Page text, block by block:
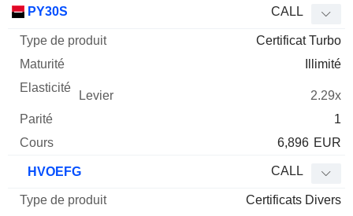
PY30S CALL
Certificat Turbo
Illimité
2.29x
1
6,896 EUR
HVOEFG CALL
Certificats Divers